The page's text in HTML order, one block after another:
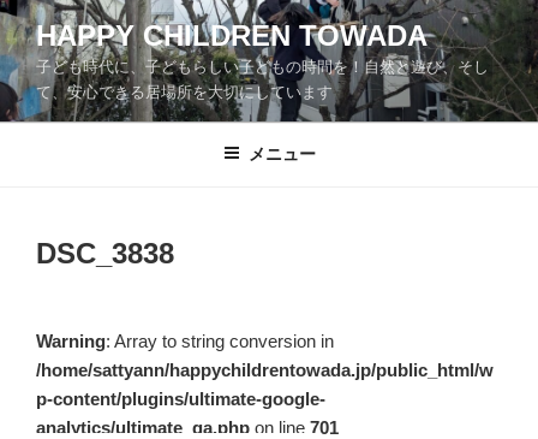
コ
ン
テ
ン
ツ
HAPPY CHILDREN TOWADA
子ども時代に、子どもらしい子どもの時間を！自然と遊び、そし
て、安心できる居場所を大切にしています
メニュー
DSC_3838
Warning: Array to string conversion in
/home/sattyann/happychildrentowada.jp/public_html/w
p-content/plugins/ultimate-google-
analytics/ultimate_ga.php on line 701